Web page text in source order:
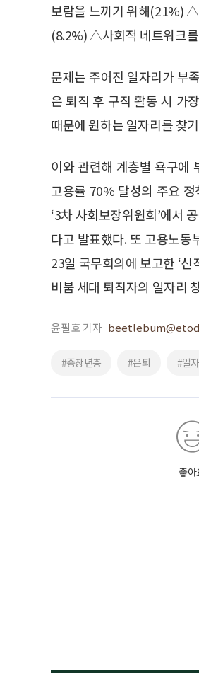
보람을 느끼기 위해(21%)
(8.2%) △사회적 네트워크
문제는 주어진 일자리가 부
은 퇴직 후 구직 활동 시 가
때문에 원하는 일자리를 찾
이와 관련해 계층별 욕구에
고용률 70% 달성의 주요
‘3차 사회보장위원회’에서
다고 발표했다. 또 고용노동
23일 국무회의에 보고한 ‘
비붐 세대 퇴직자의 일자리
윤필호 기자
#중장년층 #은퇴 #일
좋아